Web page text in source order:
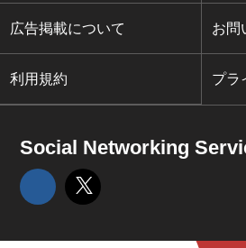
広告掲載について お問
利用規約 プラ
Social Networking